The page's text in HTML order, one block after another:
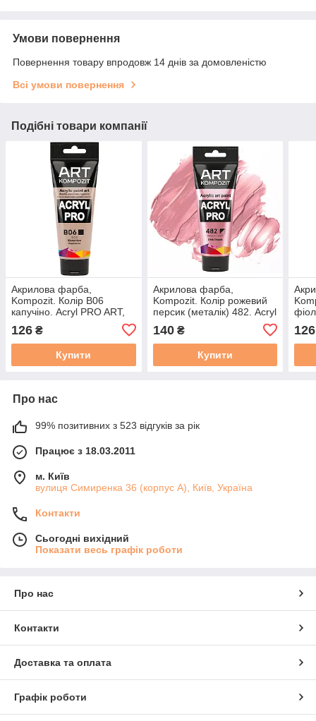
Умови повернення
Повернення товару впродовж 14 днів за домовленістю
Всі умови повернення
Подібні товари компанії
Акрилова фарба,
Kompozit. Колір B06
капучіно. Acryl PRO ART,
126 ₴
Купити
Акрилова фарба,
Kompozit. Колір рожевий
персик (металік) 482. Acryl
140₴
Купити
126
Про нас
99% позитивних з 523 відгуків за рік
Працює з 18.03.2011
м. Київ
вулиця Симиренка 36 (корпус А), Київ, Україна
Контакти
Сьогодні вихідний
Показати весь графік роботи
Про нас
Контакти
Доставка та оплата
Графік роботи